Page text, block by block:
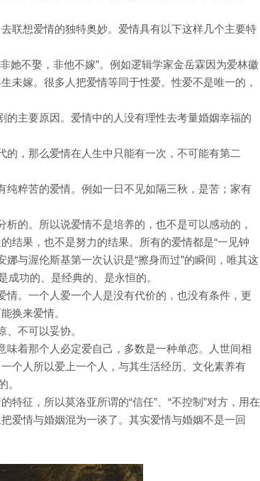
联想爱情的独特奥妙。爱情具有以下这样几个主要特
她不娶，非他不嫁”。例如逻辑学家金岳霖因为爱林徽
未嫁。很多人把爱情等同于性爱。性爱不是唯一的，
的主要原因。爱情中的人没有理性去考量婚姻幸福的
的，那么爱情在人生中只能有一次，不可能有第二
纯粹苦的爱情。例如一日不见如隔三秋，是苦；家有
析的。所以说爱情不是培养的，也不是可以感动的，
结果，也不是努力的结果。所有的爱情都是“一见钟
娜与渥伦斯基第一次认识是“擦身而过”的瞬间，唯其这
成功的、是经典的、是永恒的。
情。一个人爱一个人是没有代价的，也没有条件，更
换来爱情。
、不可以妥协。
味着那个人必定爱自己，多数是一种单恋。人世间相
个人所以爱上一个人，与其生活经历、文化素养有
。
征，所以莫洛亚所谓的“信任”、“不控制”对方，用在
爱情与婚姻混为一谈了。其实爱情与婚姻不是一回